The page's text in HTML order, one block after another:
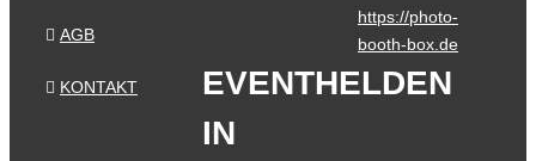
AGB
KONTAKT
https://photo-
booth-box.de
EVENTHELDEN
IN